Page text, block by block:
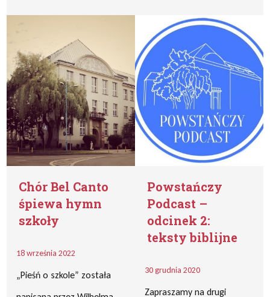
Chór Bel Canto
śpiewa hymn
szkoły
18 września 2022
„Pieśń o szkole” została
Powstańczy
Podcast –
odcinek 2:
teksty biblijne
30 grudnia 2020
Zapraszamy na drugi